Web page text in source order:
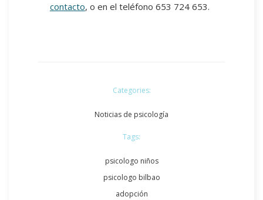
contacto, o en el teléfono 653 724 653.
Categories:
Noticias de psicología
Tags:
psicologo niños
psicologo bilbao
adopción